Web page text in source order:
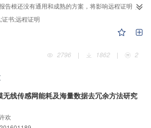
告根还没有通用和成熟的方案，将影响远程证明等
为构建云计算适用的可信计算体系结构，解决为虚
反映虚拟机与物理宿主机统一的完整性状态问题，
立的基于秘钥的身份标志以及虚拟机所属平台配置
必须是受保护的、可迁移的以适应虚拟机迁移需
机完整性状态应包含以PCR值表示的虚拟机完整性
际可信计算组织（TCG）规范提出的身份证明秘钥
一种使用虚拟AIK作为虚拟机身份标志，并为每个
台启动PCR值和虚拟机启动虚拟PCR值连接而成的
制，并与TCG规范中方法进行了对比。该机制在兼
书;远程证明
2796
| 1862 | 2
线传感网能耗及海量数据去冗余方法研究
欢